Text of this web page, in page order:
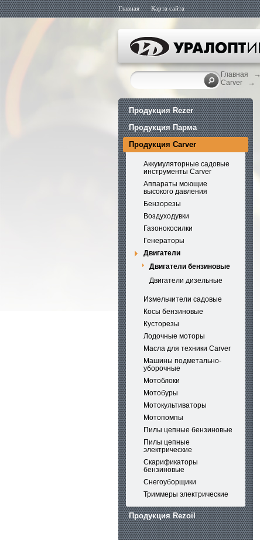
Главная Карта сайта
Главная →
Carver
→
Продукция Rezer
Продукция Парма
Продукция Carver
Аккумуляторные садовые
инструменты Carver
Аппараты моющие
высокого давления
Бензорезы
Воздуходувки
Газонокосилки
Генераторы
Двигатели
Двигатели бензиновые
Двигатели дизельные
Измельчители садовые
Косы бензиновые
Кусторезы
Лодочные моторы
Масла для техники Carver
Машины подметально-
уборочные
Мотоблоки
Мотобуры
Мотокультиваторы
Мотопомпы
Пилы цепные бензиновые
Пилы цепные
электрические
Скарификаторы
бензиновые
Снегоуборщики
Триммеры электрические
Продукция Rezoil